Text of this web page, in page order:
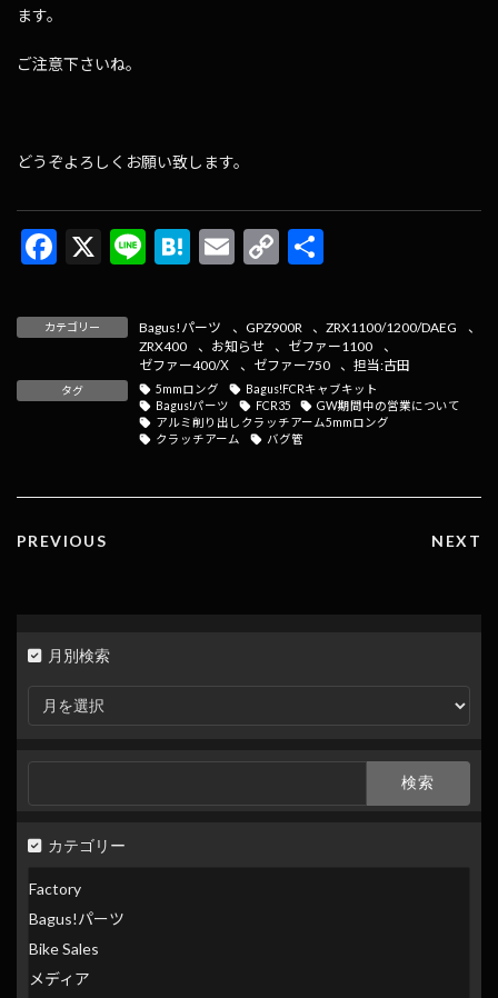
ます。
ご注意下さいね。
どうぞよろしくお願い致します。
F
e
b
o
X
Li
e
H
e
n
a
E
ai
l
C
p
y
Li
n
k
カテゴリー Bagus!パーツ 、 GPZ900R 、ZRX1100/1200/DAEG
、
ZRX400
、 お知らせ 、 ゼファー1100
、
ゼファー400/Χ
、 ゼファー750 、担当:古田
タグ 5mmロング
Bagus!FCRキャブキット
Bagus!パーツ
FCR35
GW期間中の営業について
アルミ削り出しクラッチアーム5mmロング
クラッチアーム
バグ管
PREVIOUS NEXT
月別検索
月
検
カテゴリー
Factory
Bagus!パーツ
Bike Sales
メディア